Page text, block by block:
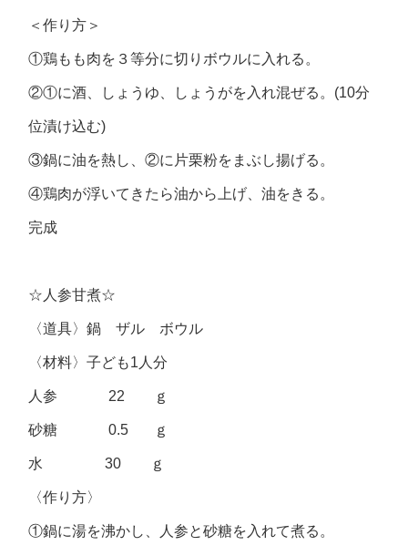
＜作り方＞
①鶏もも肉を３等分に切りボウルに入れる。
②①に酒、しょうゆ、しょうがを入れ混ぜる。(10分
位漬け込む)
③鍋に油を熱し、②に片栗粉をまぶし揚げる。
④鶏肉が浮いてきたら油から上げ、油をきる。
完成
☆人参甘煮☆
〈道具〉鍋 ザル ボウル
〈材料〉子ども1人分
人参 22 ｇ
砂糖 0.5 ｇ
水 30 ｇ
〈作り方〉
①鍋に湯を沸かし、人参と砂糖を入れて煮る。